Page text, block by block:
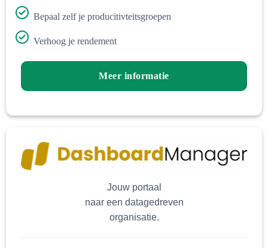
Bepaal zelf je producitivteitsgroepen
Verhoog je rendement
Meer informatie
Jouw portaal
naar een datagedreven
organisatie.